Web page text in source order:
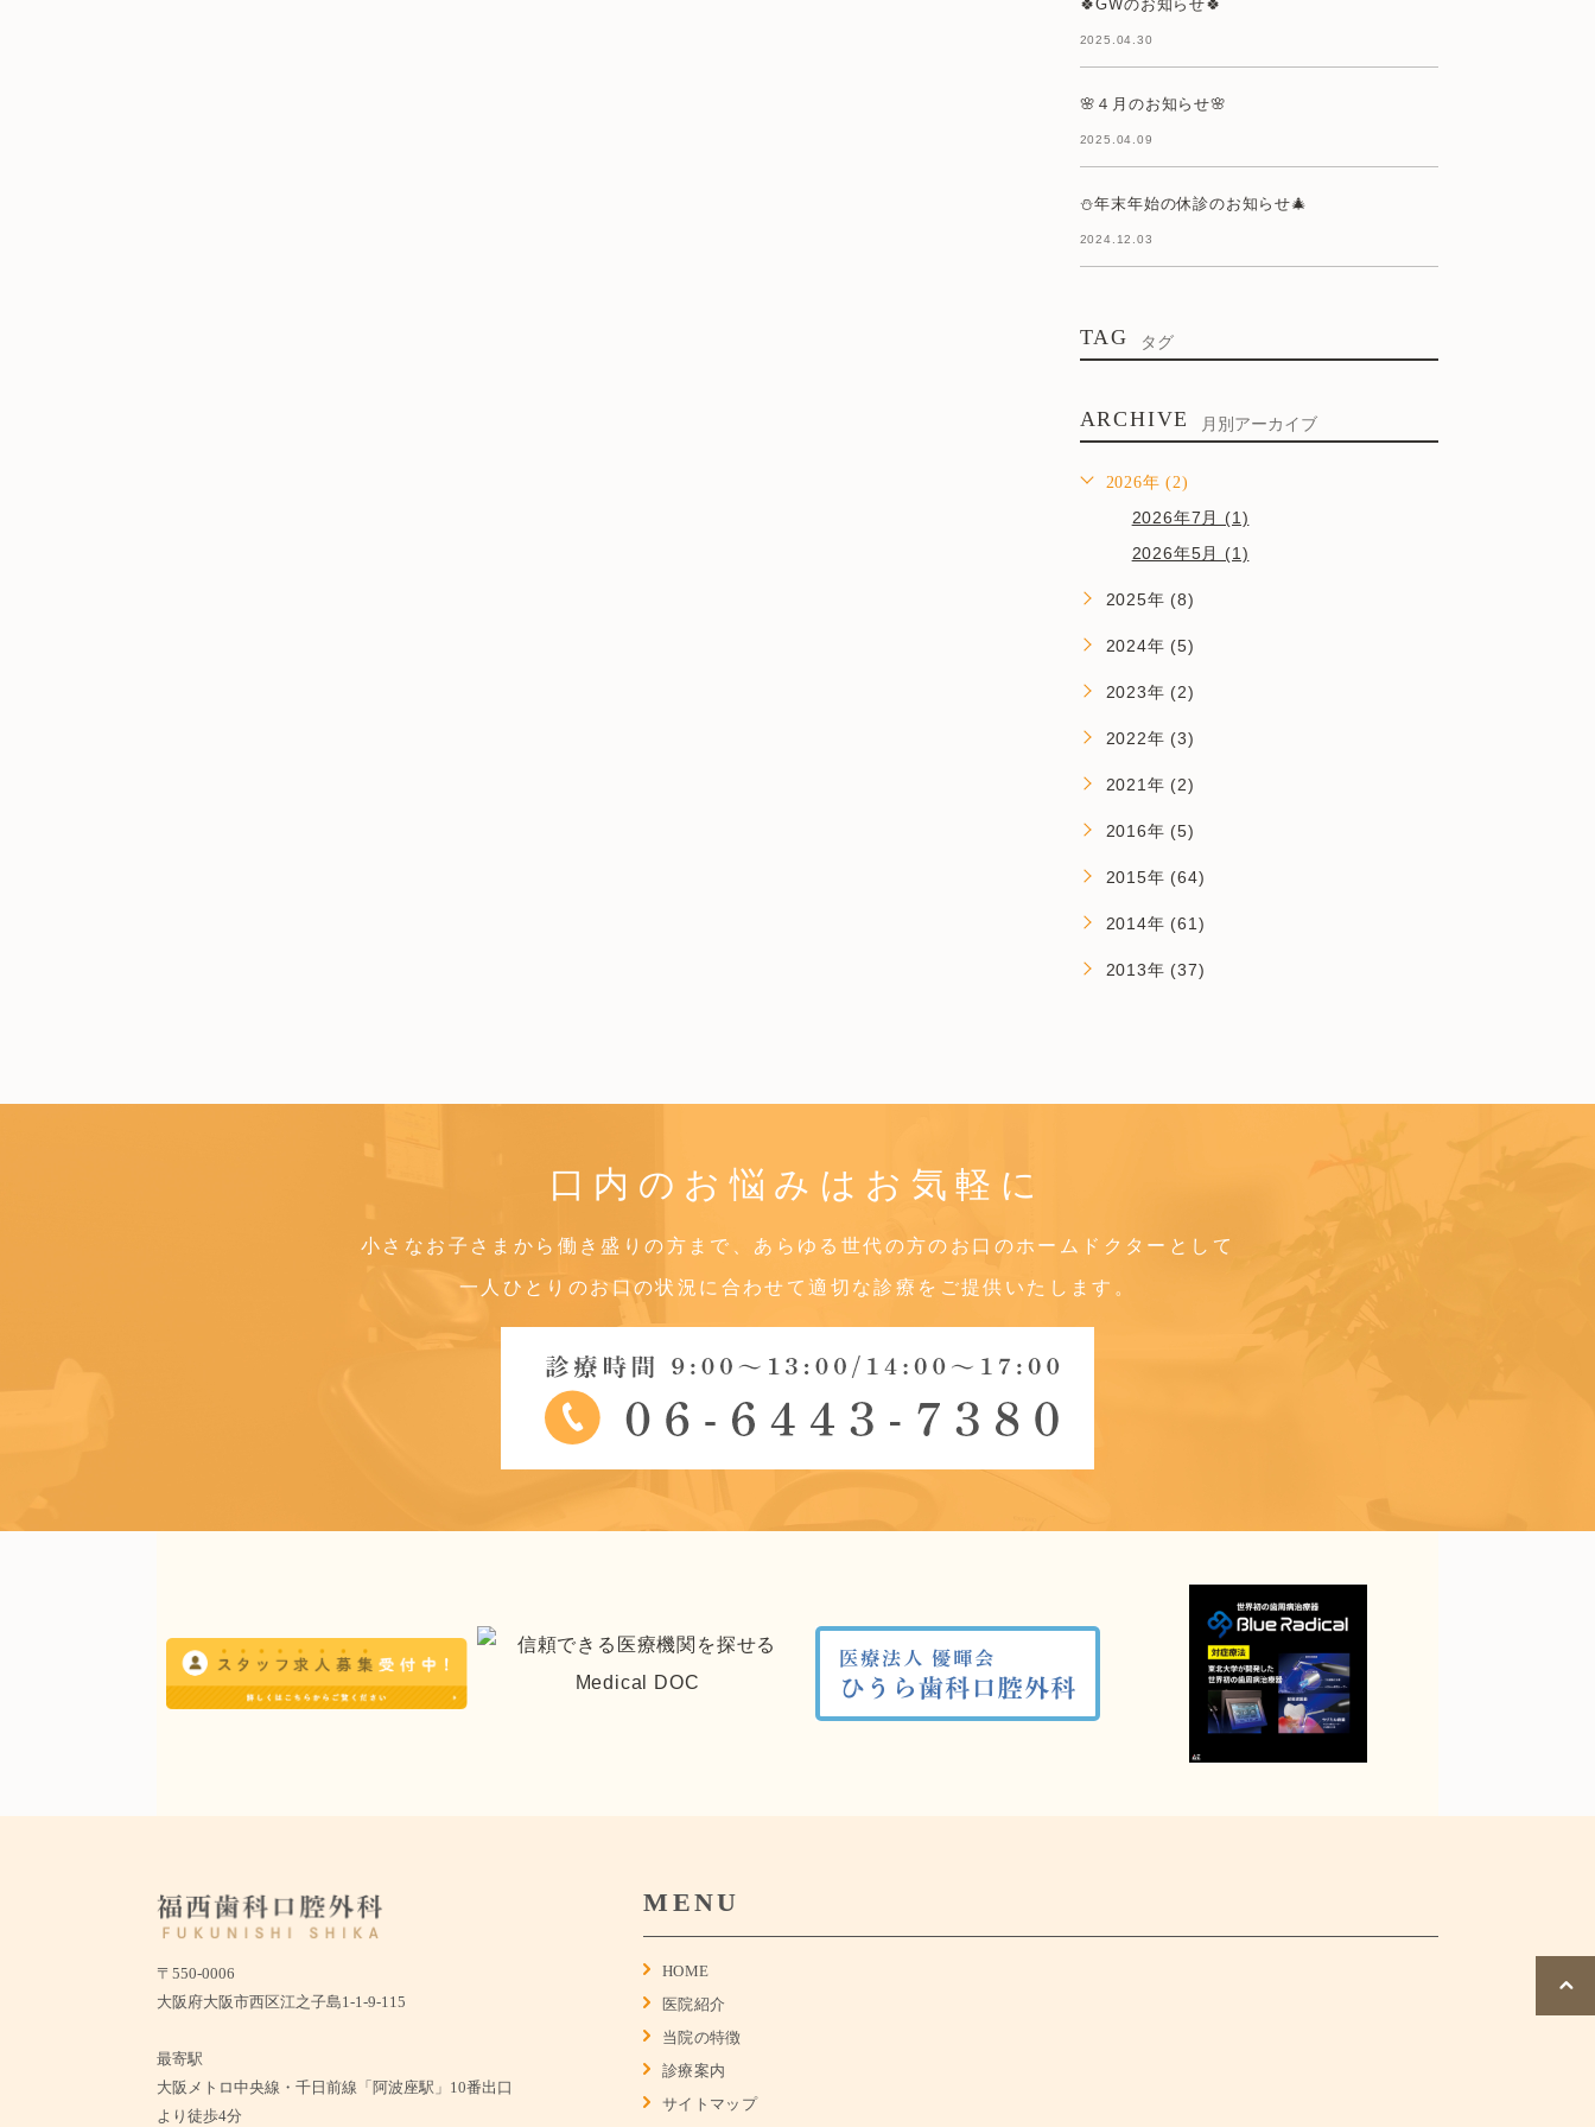
🍀GWのお知らせ🍀
2025.04.30
🌸４月のお知らせ🌸
2025.04.09
⛄年末年始の休診のお知らせ🎄
2024.12.03
TAG タグ
ARCHIVE 月別アーカイブ
2026年 (2)
2026年7月 (1)
2026年5月 (1)
2025年 (8)
2024年 (5)
2023年 (2)
2022年 (3)
2021年 (2)
2016年 (5)
2015年 (64)
2014年 (61)
2013年 (37)
口内のお悩みは お気軽に
小さなお子さまから働き盛りの方まで、あらゆる世代の方のお口のホームドクターとして
一人ひとりのお口の状況に合わせて適切な診療をご提供いたします。
〒550-0006
大阪府大阪市西区江之子島1-1-9-115
最寄駅
大阪メトロ中央線・千日前線「阿波座駅」10番出口
より徒歩4分
MENU
HOME
医院紹介
当院の特徴
診療案内
サイトマップ